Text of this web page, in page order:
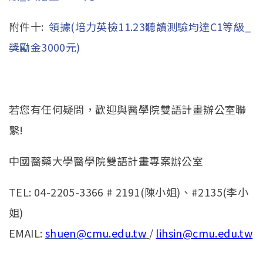
附件十:領據(培力英檢11.23聽讀測驗均達C1等級_
獎勵金3000元)
若您有任何疑問，歡迎與醫學院雙語計畫辦公室聯
繫!
中國醫藥大學醫學院雙語計畫專案辦公室
TEL: 04-2205-3366 # 2191(陳小姐)、#2135(李小
姐)
EMAIL: shuen@cmu.edu.tw / lihsin@cmu.edu.tw